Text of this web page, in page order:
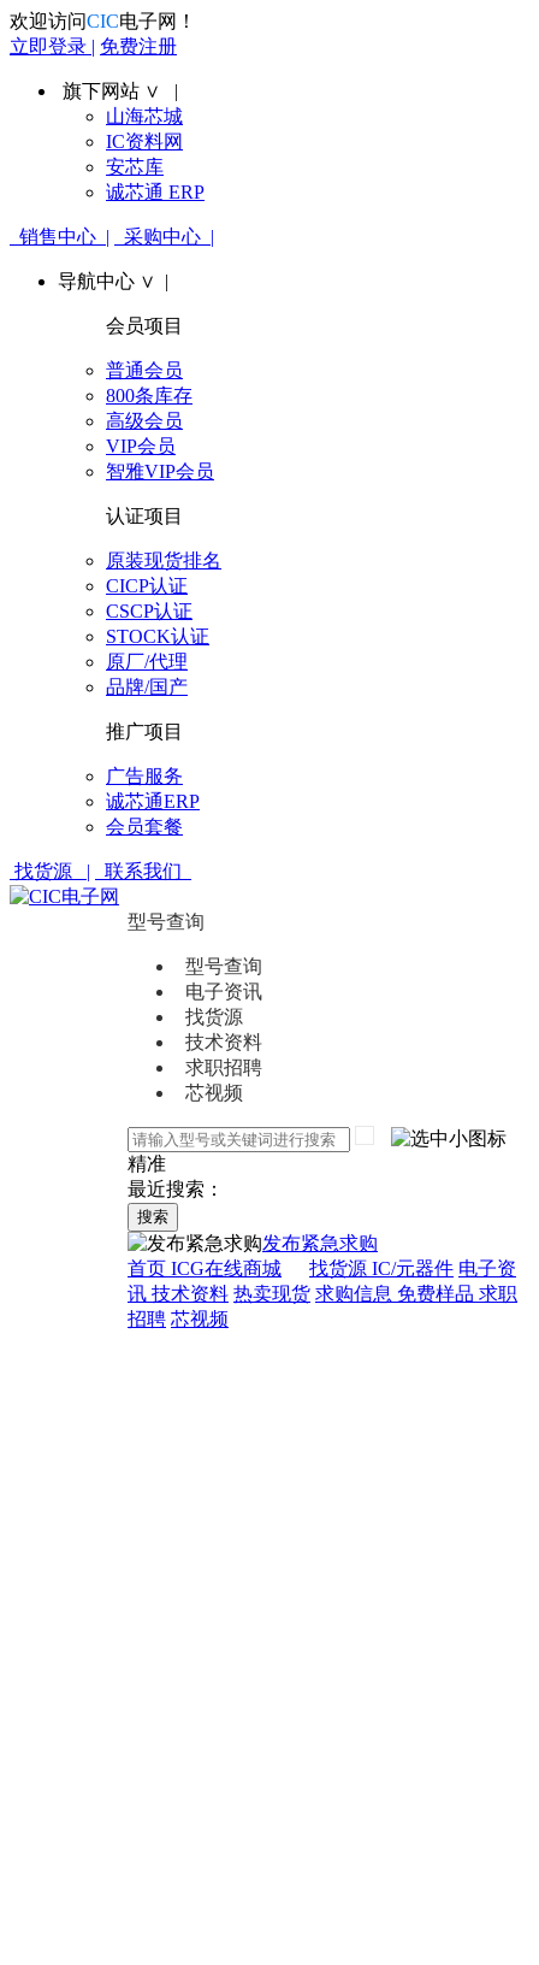
欢迎访问CIC电子网！
立即登录 | 免费注册
旗下网站 ∨ |
山海芯城
IC资料网
安芯库
诚芯通 ERP
销售中心 | 采购中心 |
导航中心 ∨ |
会员项目
普通会员
800条库存
高级会员
VIP会员
智雅VIP会员
认证项目
原装现货排名
CICP认证
CSCP认证
STOCK认证
原厂/代理
品牌/国产
推广项目
广告服务
诚芯通ERP
会员套餐
找货源 | 联系我们
型号查询
型号查询
电子资讯
找货源
技术资料
求职招聘
芯视频
精准
最近搜索：
搜索
发布紧急求购
首页 ICG在线商城 找货源 IC/元器件 电子资
讯 技术资料 热卖现货 求购信息 免费样品 求职
招聘 芯视频